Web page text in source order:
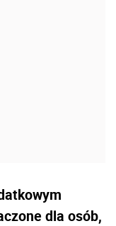
dla osób,